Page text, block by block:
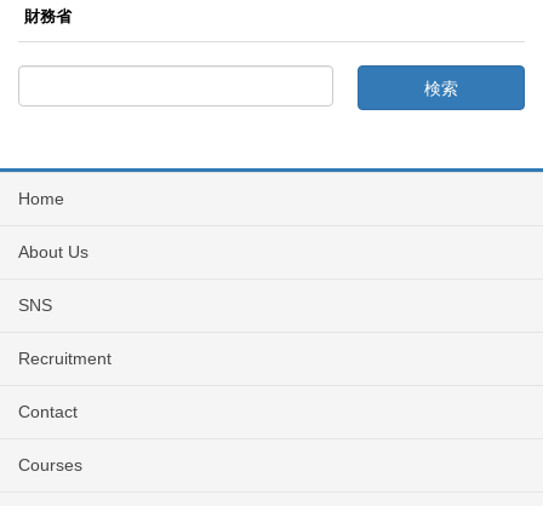
財務省
Home
About Us
SNS
Recruitment
Contact
Courses